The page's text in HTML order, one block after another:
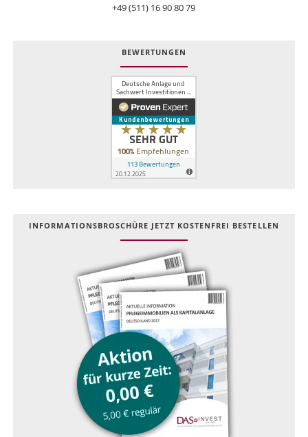
+49 (511) 16 90 80 79
BEWERTUNGEN
INFOR­MATIONS­BROSCHÜRE JETZT KOSTEN­FREI BESTELLEN